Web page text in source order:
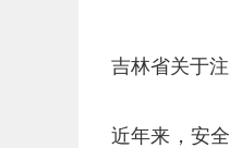
吉林省关于
近年来，安